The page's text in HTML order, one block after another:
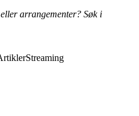
arrangementer? Søk i
Streaming